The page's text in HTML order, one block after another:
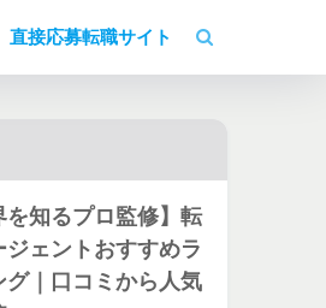
直接応募転職サイト
を知るプロ監修】転
ジェントおすすめラ
グ｜口コミから人気